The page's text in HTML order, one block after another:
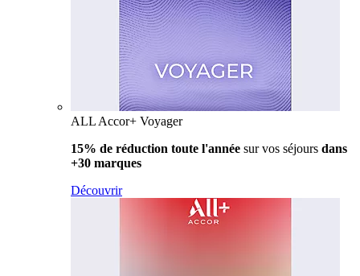
ALL Accor+ Voyager
15% de réduction toute l'année sur vos séjours dans
+30 marques
Découvrir